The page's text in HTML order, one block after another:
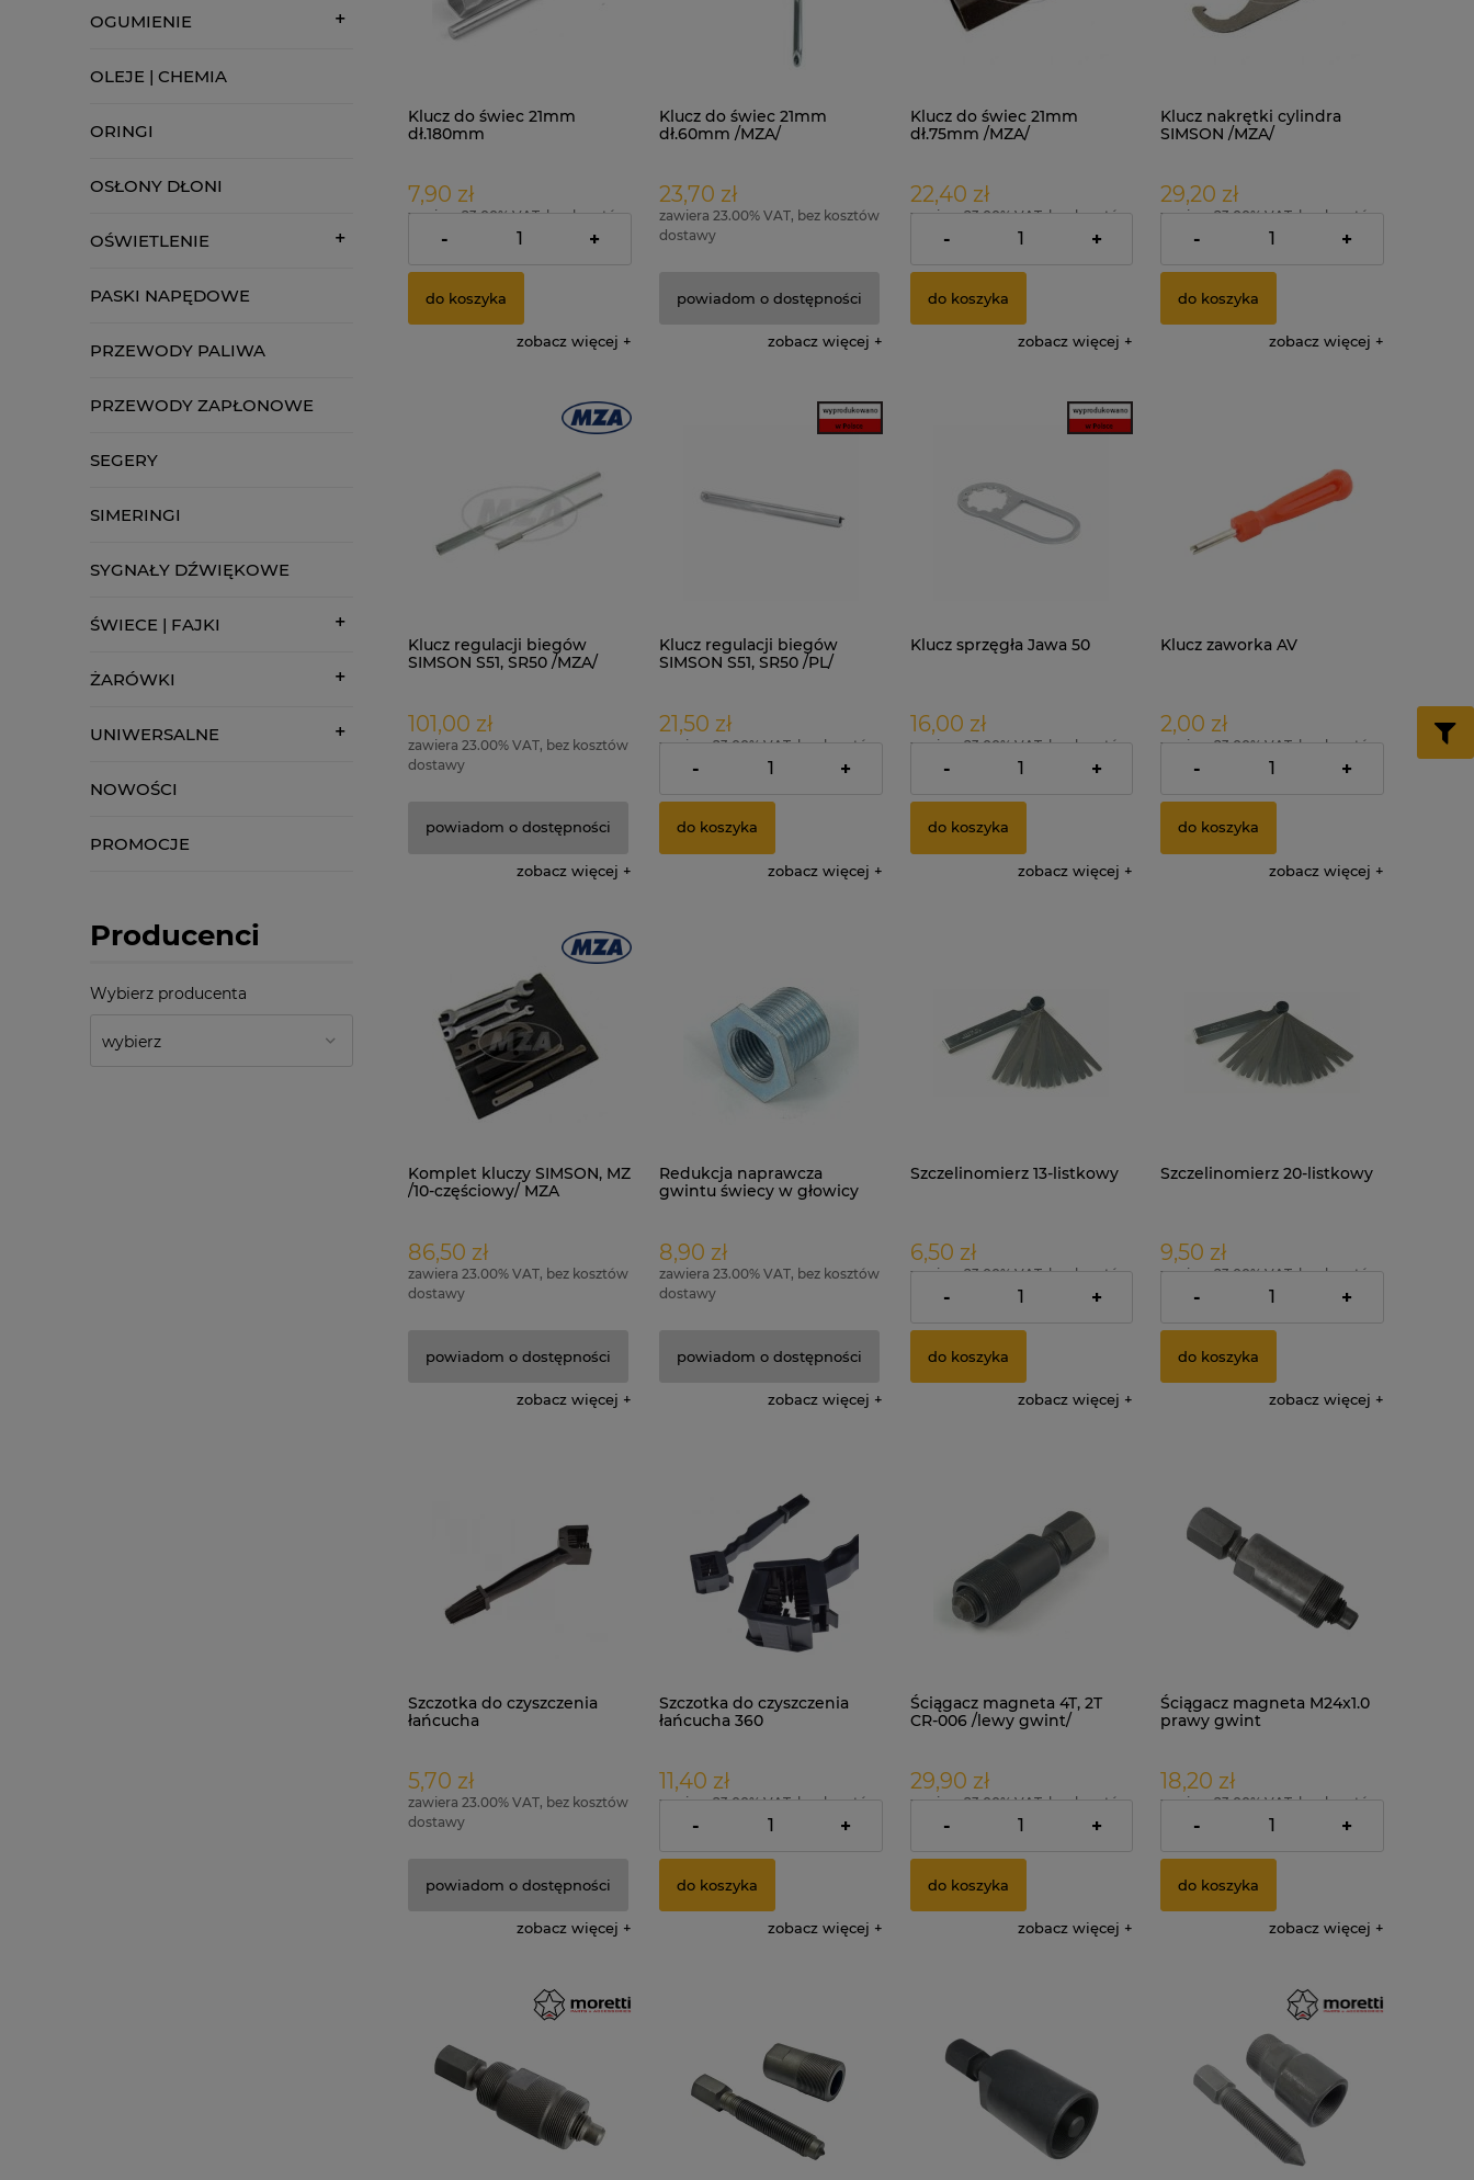
OGUMIENIE
OLEJE | CHEMIA
ORINGI
OSŁONY DŁONI
OŚWIETLENIE
PASKI NAPĘDOWE
PRZEWODY PALIWA
PRZEWODY ZAPŁONOWE
SEGERY
SIMERINGI
SYGNAŁY DŹWIĘKOWE
ŚWIECE | FAJKI
ŻARÓWKI
UNIWERSALNE
NOWOŚCI
PROMOCJE
Producenci
Wybierz producenta
Klucz do świec 21mm
dł.180mm
7,90 zł
zawiera 23.00% VAT, bez kosztów
dostawy
- +
do koszyka
zobacz więcej
Klucz do świec 21mm
dł.60mm /MZA/
23,70 zł
zawiera 23.00% VAT, bez kosztów
dostawy
powiadom o dostępności
zobacz więcej
Klucz do świec 21mm
dł.75mm /MZA/
22,40 zł
zawiera 23.00% VAT, bez kosztów
dostawy
- +
do koszyka
zobacz więcej
Klucz nakrętki cylindra
SIMSON /MZA/
29,20 zł
zawiera 23.00% VAT, bez kosztów
dostawy
- +
do koszyka
zobacz więcej
Klucz regulacji biegów
SIMSON S51, SR50 /MZA/
101,00 zł
zawiera 23.00% VAT, bez kosztów
dostawy
powiadom o dostępności
zobacz więcej
Klucz regulacji biegów
SIMSON S51, SR50 /PL/
21,50 zł
zawiera 23.00% VAT, bez kosztów
- +
do koszyka
zobacz więcej
Klucz sprzęgła Jawa 50
16,00 zł
zawiera 23.00% VAT, bez kosztów
- +
do koszyka
zobacz więcej
Klucz zaworka AV
2,00 zł
zawiera 23.00% VAT, bez kosztów
- +
do koszyka
zobacz więcej
Komplet kluczy SIMSON, MZ
/10-częściowy/ MZA
86,50 zł
zawiera 23.00% VAT, bez kosztów
dostawy
powiadom o dostępności
zobacz więcej
Redukcja naprawcza
gwintu świecy w głowicy
8,90 zł
zawiera 23.00% VAT, bez kosztów
dostawy
powiadom o dostępności
zobacz więcej
Szczelinomierz 13-listkowy
6,50 zł
zawiera 23.00% VAT, bez kosztów
dostawy
- +
do koszyka
zobacz więcej
Szczelinomierz 20-listkowy
9,50 zł
zawiera 23.00% VAT, bez kosztów
dostawy
- +
do koszyka
zobacz więcej
Szczotka do czyszczenia
łańcucha
5,70 zł
zawiera 23.00% VAT, bez kosztów
dostawy
powiadom o dostępności
zobacz więcej
Szczotka do czyszczenia
łańcucha 360
11,40 zł
zawiera 23.00% VAT, bez kosztów
dostawy
- +
do koszyka
zobacz więcej
Ściągacz magneta 4T, 2T
CR-006 /lewy gwint/
29,90 zł
zawiera 23.00% VAT, bez kosztów
dostawy
- +
do koszyka
zobacz więcej
Ściągacz magneta M24x1.0
prawy gwint
18,20 zł
zawiera 23.00% VAT, bez kosztów
dostawy
- +
do koszyka
zobacz więcej